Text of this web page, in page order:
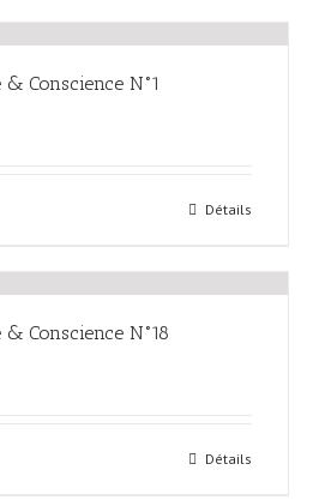
Conscience N°1
Détails
Conscience N°18
Détails